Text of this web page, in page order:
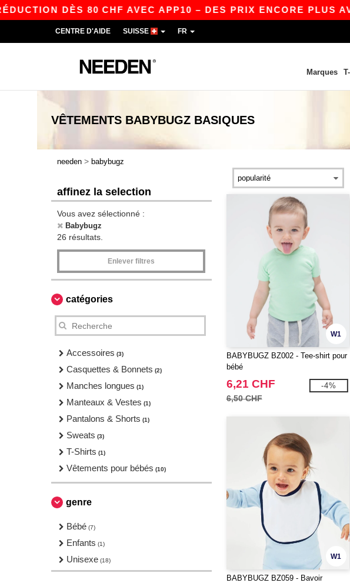
DÈS 80 CHF AVEC APP10 – DES PRIX ENCORE PLUS
CENTRE D'AIDE SUISSE FR
Marques
VÊTEMENTS BABYBUGZ BASIQUES
needen > babybugz
affinez la selection
Vous avez sélectionné :
Babybugz
26 résultats.
Enlever filtres
catégories
Accessoires (3)
Casquettes & Bonnets (2)
Manches longues (1)
Manteaux & Vestes (1)
Pantalons & Shorts (1)
Sweats (3)
T-Shirts (1)
Vêtements pour bébés (10)
genre
Bébé (7)
Enfants (1)
Unisexe (18)
W1
BABYBUGZ BZ002 - Tee-shirt pour
bébé
6,21 CHF
6,50 CHF
-4%
W1
BABYBUGZ BZ059 - Bavoir